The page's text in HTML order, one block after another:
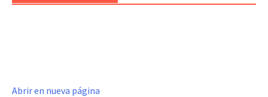
Abrir en nueva página